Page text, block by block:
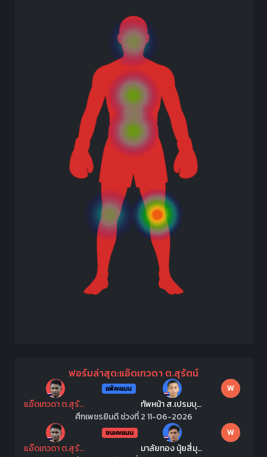
ฟอร์มล่าสุด:แอ๊ดเทวดา ต.สุรัตน์
แพ้คะแนน
W
แอ๊ดเทวดา ต.สุรัตน์
ทัพหน้า ส.เปรมบุตร
ศึกเพชรยินดี ช่วงที่ 2 11-06-2026
ชนะคะแนน
W
แอ๊ดเทวดา ต.สุรัตน์
มาลัยทอง นุ้ยสี่มุมเมือง